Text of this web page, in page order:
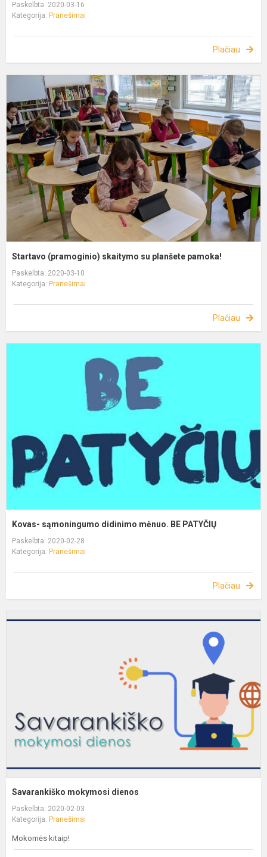
Paskelbta: 2020-03-16
Kategorija: Pranešimai
Plačiau
Startavo (pramoginio) skaitymo su planšete pamoka!
Paskelbta: 2020-03-10
Kategorija: Pranešimai
Plačiau
Kovas- sąmoningumo didinimo mėnuo. BE PATYČIŲ
Paskelbta: 2020-02-28
Kategorija: Pranešimai
Plačiau
Savarankiško mokymosi dienos
Paskelbta: 2020-02-03
Kategorija: Pranešimai
Mokomės kitaip!